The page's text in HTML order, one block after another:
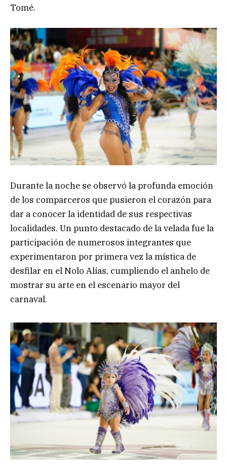
Tomé.
Durante la noche se observó la profunda emoción
de los comparceros que pusieron el corazón para
dar a conocer la identidad de sus respectivas
localidades. Un punto destacado de la velada fue la
participación de numerosos integrantes que
experimentaron por primera vez la mística de
desfilar en el Nolo Alías, cumpliendo el anhelo de
mostrar su arte en el escenario mayor del
carnaval.